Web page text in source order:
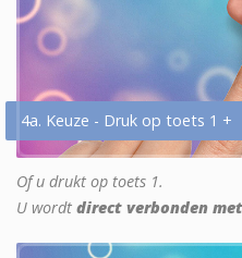
4a. Keuze - Druk op toets 1 +
Of u drukt op toets 1.
U wordt direct verbonden